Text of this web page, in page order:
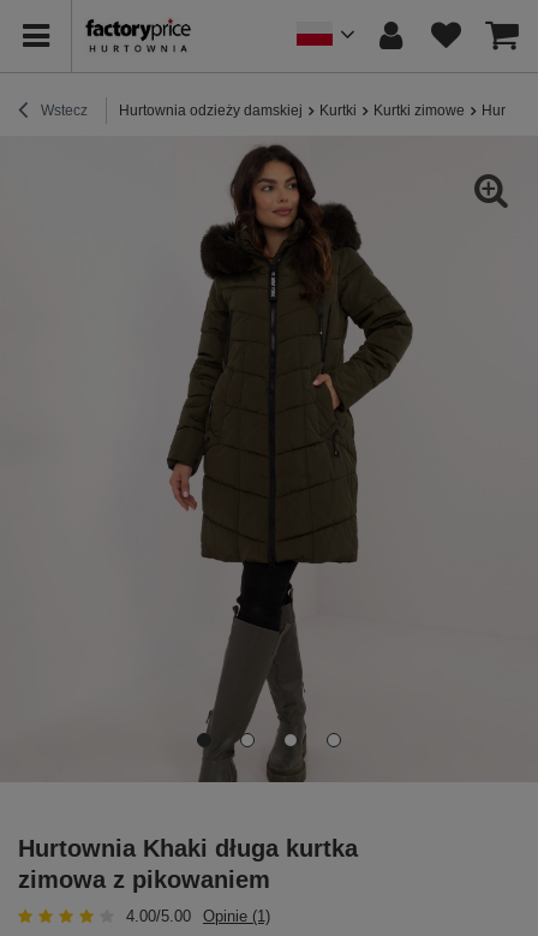
Wstecz Hurtownia odzieży damskiej Kurtki Kurtki zimowe
Hurtownia Khaki długa kurtka
zimowa z pikowaniem
4.00/5.00 Opinie (1)